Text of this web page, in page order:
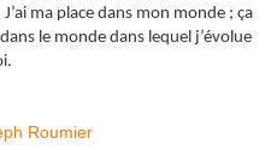
ma place dans mon monde ; ça
le monde dans lequel j’évolue